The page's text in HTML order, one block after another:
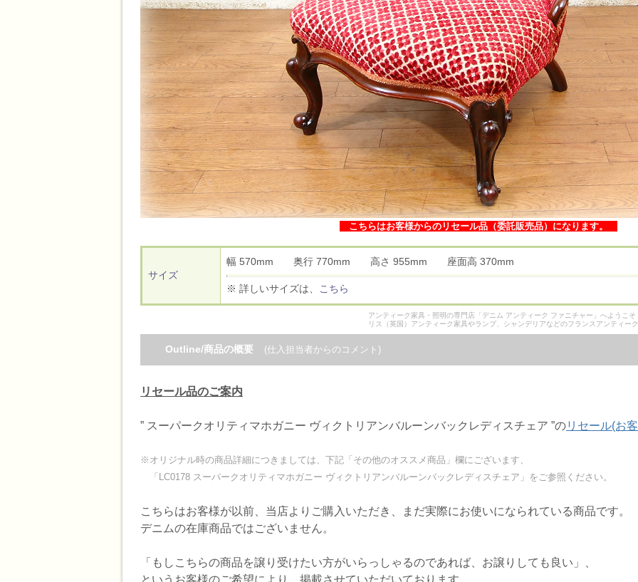
こちらはお客様からのリセール品（委託販売品）になります。
サイズ
幅 570mm 奥行 770mm 高さ 955mm 座面高 370mm
※ 詳しいサイズは、 こちら
アンティーク家具・照明の専門店「デニム アンティーク ファニチャー」へようこ
リス（英国）アンティーク家具やランプ、シャンデリアなどのフランスアンティー
Outline/商品の概要 (仕入担当者からのコメント)
リセール品のご案内
” スーパークオリティマホガニー ヴィクトリアンバルーンバックレディスチェア ”のリセール(お
※オリジナル時の商品詳細につきましては、下記「その他のオススメ商品」欄にございます、
「LC0178 スーパークオリティマホガニー ヴィクトリアンバルーンバックレディスチェア」をご参照ください。
こちらはお客様が以前、当店よりご購入いただき、まだ実際にお使いになられている商品です。
デニムの在庫商品ではございません。
「もしこちらの商品を譲り受けたい方がいらっしゃるのであれば、お譲りしても良い」、
というお客様のご希望により、掲載させていただいております。